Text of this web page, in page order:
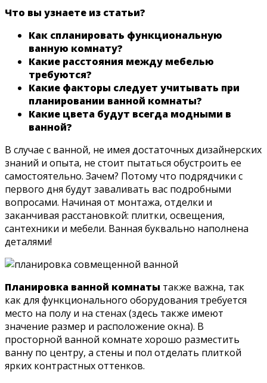
Что вы узнаете из статьи?
Как спланировать функциональную
ванную комнату?
Какие расстояния между мебелью
требуются?
Какие факторы следует учитывать при
планировании ванной комнаты?
Какие цвета будут всегда модными в
ванной?
В случае с ванной, не имея достаточных дизайнерских
знаний и опыта, не стоит пытаться обустроить ее
самостоятельно. Зачем? Потому что подрядчики с
первого дня будут заваливать вас подробными
вопросами. Начиная от монтажа, отделки и
заканчивая расстановкой: плитки, освещения,
сантехники и мебели. Ванная буквально наполнена
деталями!
Планировка ванной комнаты также важна, так
как для функционального оборудования требуется
место на полу и на стенах (здесь также имеют
значение размер и расположение окна). В
просторной ванной комнате хорошо разместить
ванну по центру, а стены и пол отделать плиткой
ярких контрастных оттенков.